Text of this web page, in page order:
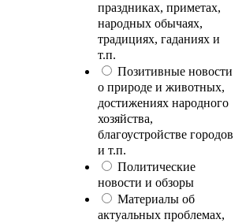
праздниках, приметах,
народных обычаях,
традициях, гаданиях и
т.п.
Позитивные новости
о природе и животных,
достижениях народного
хозяйства,
благоустройстве городов
и т.п.
Политические
новости и обзоры
Материалы об
актуальных проблемах,